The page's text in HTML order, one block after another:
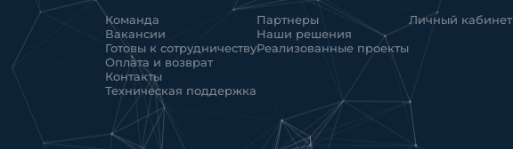
Команда
Вакансии
Готовы к сотрудничеству
Оплата и возврат
Контакты
Техническая поддержка
Партнеры
Наши решения
Реализованные проекты
Личный кабинет